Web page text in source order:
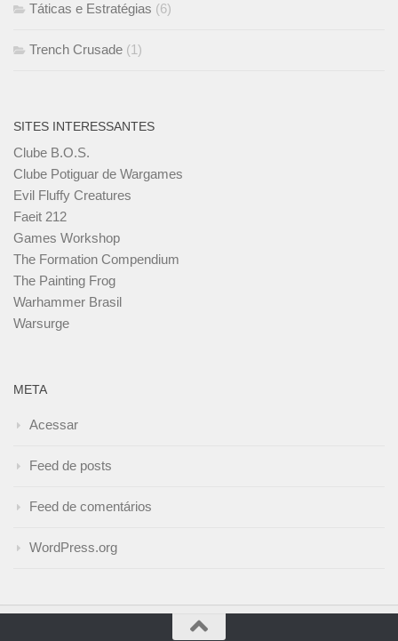
Táticas e Estratégias (6)
Trench Crusade (1)
SITES INTERESSANTES
Clube B.O.S.
Clube Potiguar de Wargames
Evil Fluffy Creatures
Faeit 212
Games Workshop
The Formation Compendium
The Painting Frog
Warhammer Brasil
Warsurge
META
Acessar
Feed de posts
Feed de comentários
WordPress.org